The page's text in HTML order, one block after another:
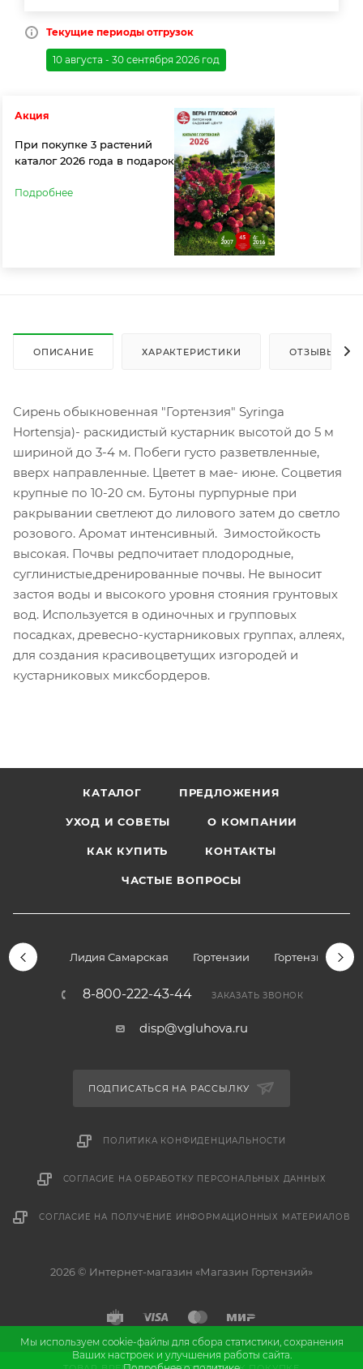
Текущие периоды отгрузок
10 августа - 30 сентября 2026 год
Акция
При покупке 3 растений
каталог 2026 года в подарок
Подробнее
ОПИСАНИЕ ХАРАКТЕРИСТИКИ ОТЗЫВЫ
Сирень обыкновенная "Гортензия" Syringa
Hortensja)- раскидистый кустарник высотой до 5 м
шириной до 3-4 м. Побеги густо разветвленные,
вверх направленные. Цветет в мае- июне. Соцветия
крупные по 10-20 см. Бутоны пурпурные при
ракрывании светлеют до лилового затем до светло
розового. Аромат интенсивный. Зимостойкость
высокая. Почвы редпочитает плодородные,
суглинистые,дренированные почвы. Не выносит
застоя воды и высокого уровня стояния грунтовых
вод. Используется в одиночных и групповых
посадках, древесно-кустарниковых группах, аллеях,
для создания красивоцветущих изгородей и
кустарниковых миксбордеров.
КАТАЛОГ ПРЕДЛОЖЕНИЯ
УХОД И СОВЕТЫ О КОМПАНИИ
КАК КУПИТЬ КОНТАКТЫ
ЧАСТЫЕ ВОПРОСЫ
Лидия Самарская Гортензии Гортензии
8-800-222-43-44 ЗАКАЗАТЬ ЗВОНОК
disp@vgluhova.ru
ПОДПИСАТЬСЯ НА РАССЫЛКУ
ПОЛИТИКА КОНФИДЕНЦИАЛЬНОСТИ
СОГЛАСИЕ НА ОБРАБОТКУ ПЕРСОНАЛЬНЫХ ДАННЫХ
СОГЛАСИЕ НА ПОЛУЧЕНИЕ ИНФОРМАЦИОННЫХ МАТЕРИАЛОВ
2026 © Интернет-магазин «Магазин Гортензий»
и
Мы используем cookie-файлы для сбора статистики, сохранения
Ваших настроек и улучшения работы сайта.